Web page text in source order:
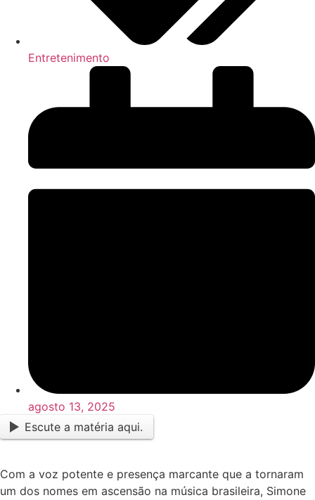
Entretenimento
agosto 13, 2025
Escute a matéria aqui.
Com a voz potente e presença marcante que a tornaram
um dos nomes em ascensão na música brasileira, Simone